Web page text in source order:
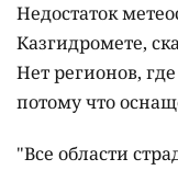
Недостаток
Казгидромете,
Нет регионов,
потому что
"Все области